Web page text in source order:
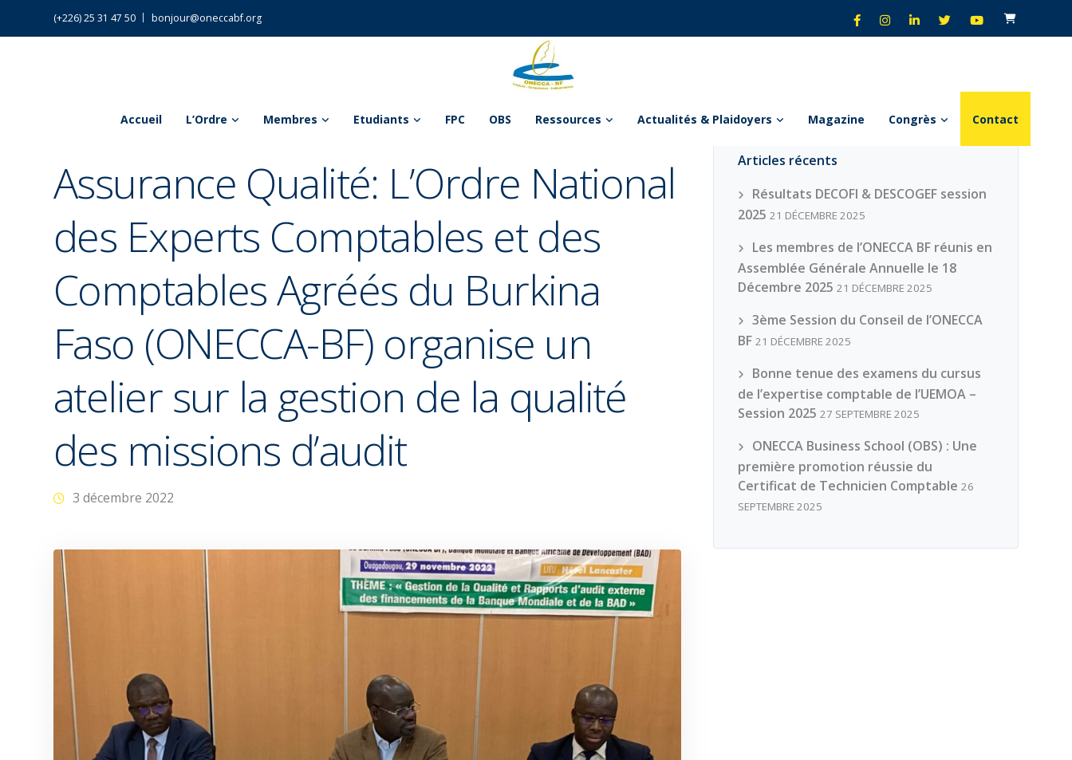
(+226) 25 31 47 50 bonjour@oneccabf.org
Accueil L’Ordre Membres Etudiants FPC OBS Ressources Actualités & Plaidoyers Magazine Congrès Contact
Assurance Qualité: L’Ordre National
des Experts Comptables et des
Comptables Agréés du Burkina
Faso (ONECCA-BF) organise un
atelier sur la gestion de la qualité
des missions d’audit
3 décembre 2022
Articles récents
Résultats DECOFI & DESCOGEF session
2025 21 DÉCEMBRE 2025
Les membres de l’ONECCA BF réunis en
Assemblée Générale Annuelle le 18
Décembre 2025 21 DÉCEMBRE 2025
3ème Session du Conseil de l’ONECCA
BF 21 DÉCEMBRE 2025
Bonne tenue des examens du cursus
de l’expertise comptable de l’UEMOA –
Session 2025 27 SEPTEMBRE 2025
ONECCA Business School (OBS) : Une
première promotion réussie du
Certificat de Technicien Comptable 26
SEPTEMBRE 2025